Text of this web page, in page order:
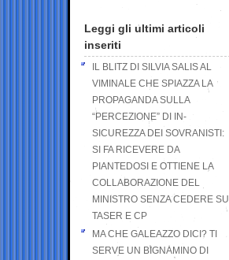
Leggi gli ultimi articoli
inseriti
IL BLITZ DI SILVIA SALIS AL
VIMINALE CHE SPIAZZA LA
PROPAGANDA SULLA
“PERCEZIONE” DI IN-
SICUREZZA DEI SOVRANISTI:
SI FA RICEVERE DA
PIANTEDOSI E OTTIENE LA
COLLABORAZIONE DEL
MINISTRO SENZA CEDERE SU
TASER E CP
MA CHE GALEAZZO DICI? TI
SERVE UN BIGNAMINO DI